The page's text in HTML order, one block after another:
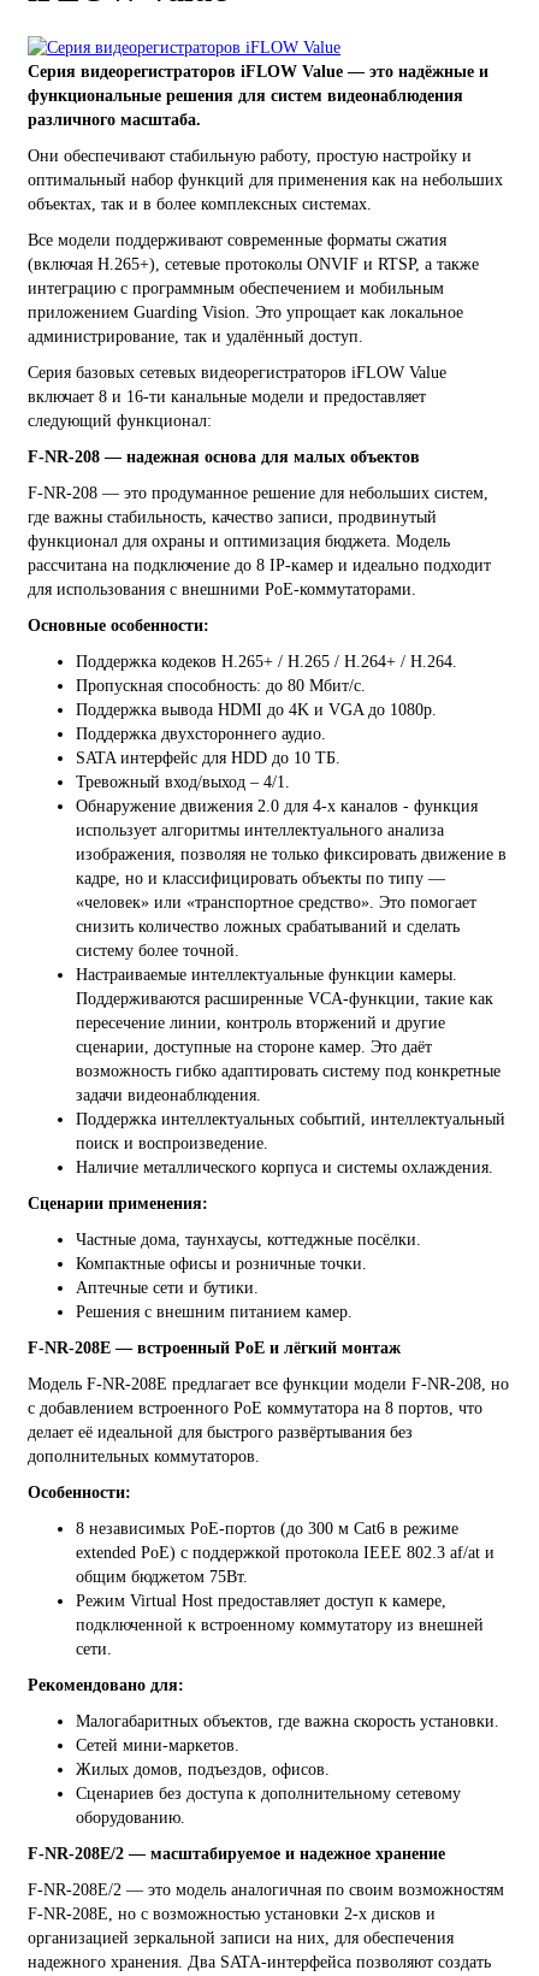
Серия видеорегистраторов iFLOW Value — это надёжные и
функциональные решения для систем видеонаблюдения
различного масштаба.
Они обеспечивают стабильную работу, простую настройку и
оптимальный набор функций для применения как на небольших
объектах, так и в более комплексных системах.
Все модели поддерживают современные форматы сжатия
(включая H.265+), сетевые протоколы ONVIF и RTSP, а также
интеграцию с программным обеспечением и мобильным
приложением Guarding Vision. Это упрощает как локальное
администрирование, так и удалённый доступ.
Серия базовых сетевых видеорегистраторов iFLOW Value
включает 8 и 16-ти канальные модели и предоставляет
следующий функционал:
F-NR-208 — надежная основа для малых объектов
F-NR-208 — это продуманное решение для небольших систем,
где важны стабильность, качество записи, продвинутый
функционал для охраны и оптимизация бюджета. Модель
рассчитана на подключение до 8 IP-камер и идеально подходит
для использования с внешними PoE-коммутаторами.
Основные особенности:
Поддержка кодеков H.265+ / H.265 / H.264+ / H.264.
Пропускная способность: до 80 Мбит/с.
Поддержка вывода HDMI до 4K и VGA до 1080p.
Поддержка двухстороннего аудио.
SATA интерфейс для HDD до 10 ТБ.
Тревожный вход/выход – 4/1.
Обнаружение движения 2.0 для 4-х каналов - функция
использует алгоритмы интеллектуального анализа
изображения, позволяя не только фиксировать движение в
кадре, но и классифицировать объекты по типу —
«человек» или «транспортное средство». Это помогает
снизить количество ложных срабатываний и сделать
систему более точной.
Настраиваемые интеллектуальные функции камеры.
Поддерживаются расширенные VCA-функции, такие как
пересечение линии, контроль вторжений и другие
сценарии, доступные на стороне камер. Это даёт
возможность гибко адаптировать систему под конкретные
задачи видеонаблюдения.
Поддержка интеллектуальных событий, интеллектуальный
поиск и воспроизведение.
Наличие металлического корпуса и системы охлаждения.
Сценарии применения:
Частные дома, таунхаусы, коттеджные посёлки.
Компактные офисы и розничные точки.
Аптечные сети и бутики.
Решения с внешним питанием камер.
F-NR-208E — встроенный PoE и лёгкий монтаж
Модель F-NR-208E предлагает все функции модели F-NR-208, но
с добавлением встроенного PoE коммутатора на 8 портов, что
делает её идеальной для быстрого развёртывания без
дополнительных коммутаторов.
Особенности:
8 независимых PoE-портов (до 300 м Cat6 в режиме
extended PoE) с поддержкой протокола IEEE 802.3 af/at и
общим бюджетом 75Вт.
Режим Virtual Host предоставляет доступ к камере,
подключенной к встроенному коммутатору из внешней
сети.
Рекомендовано для:
Малогабаритных объектов, где важна скорость установки.
Сетей мини-маркетов.
Жилых домов, подъездов, офисов.
Сценариев без доступа к дополнительному сетевому
оборудованию.
F-NR-208E/2 — масштабируемое и надежное хранение
F-NR-208E/2 — это модель аналогичная по своим возможностям
F-NR-208E, но с возможностью установки 2-х дисков и
организацией зеркальной записи на них, для обеспечения
надежного хранения. Два SATA-интерфейса позволяют создать